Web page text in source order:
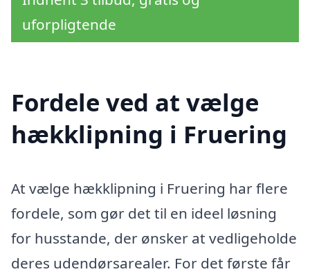
uforpligtende
Fordele ved at vælge
hækklipning i Fruering
At vælge hækklipning i Fruering har flere
fordele, som gør det til en ideel løsning
for husstande, der ønsker at vedligeholde
deres udendørsarealer. For det første får